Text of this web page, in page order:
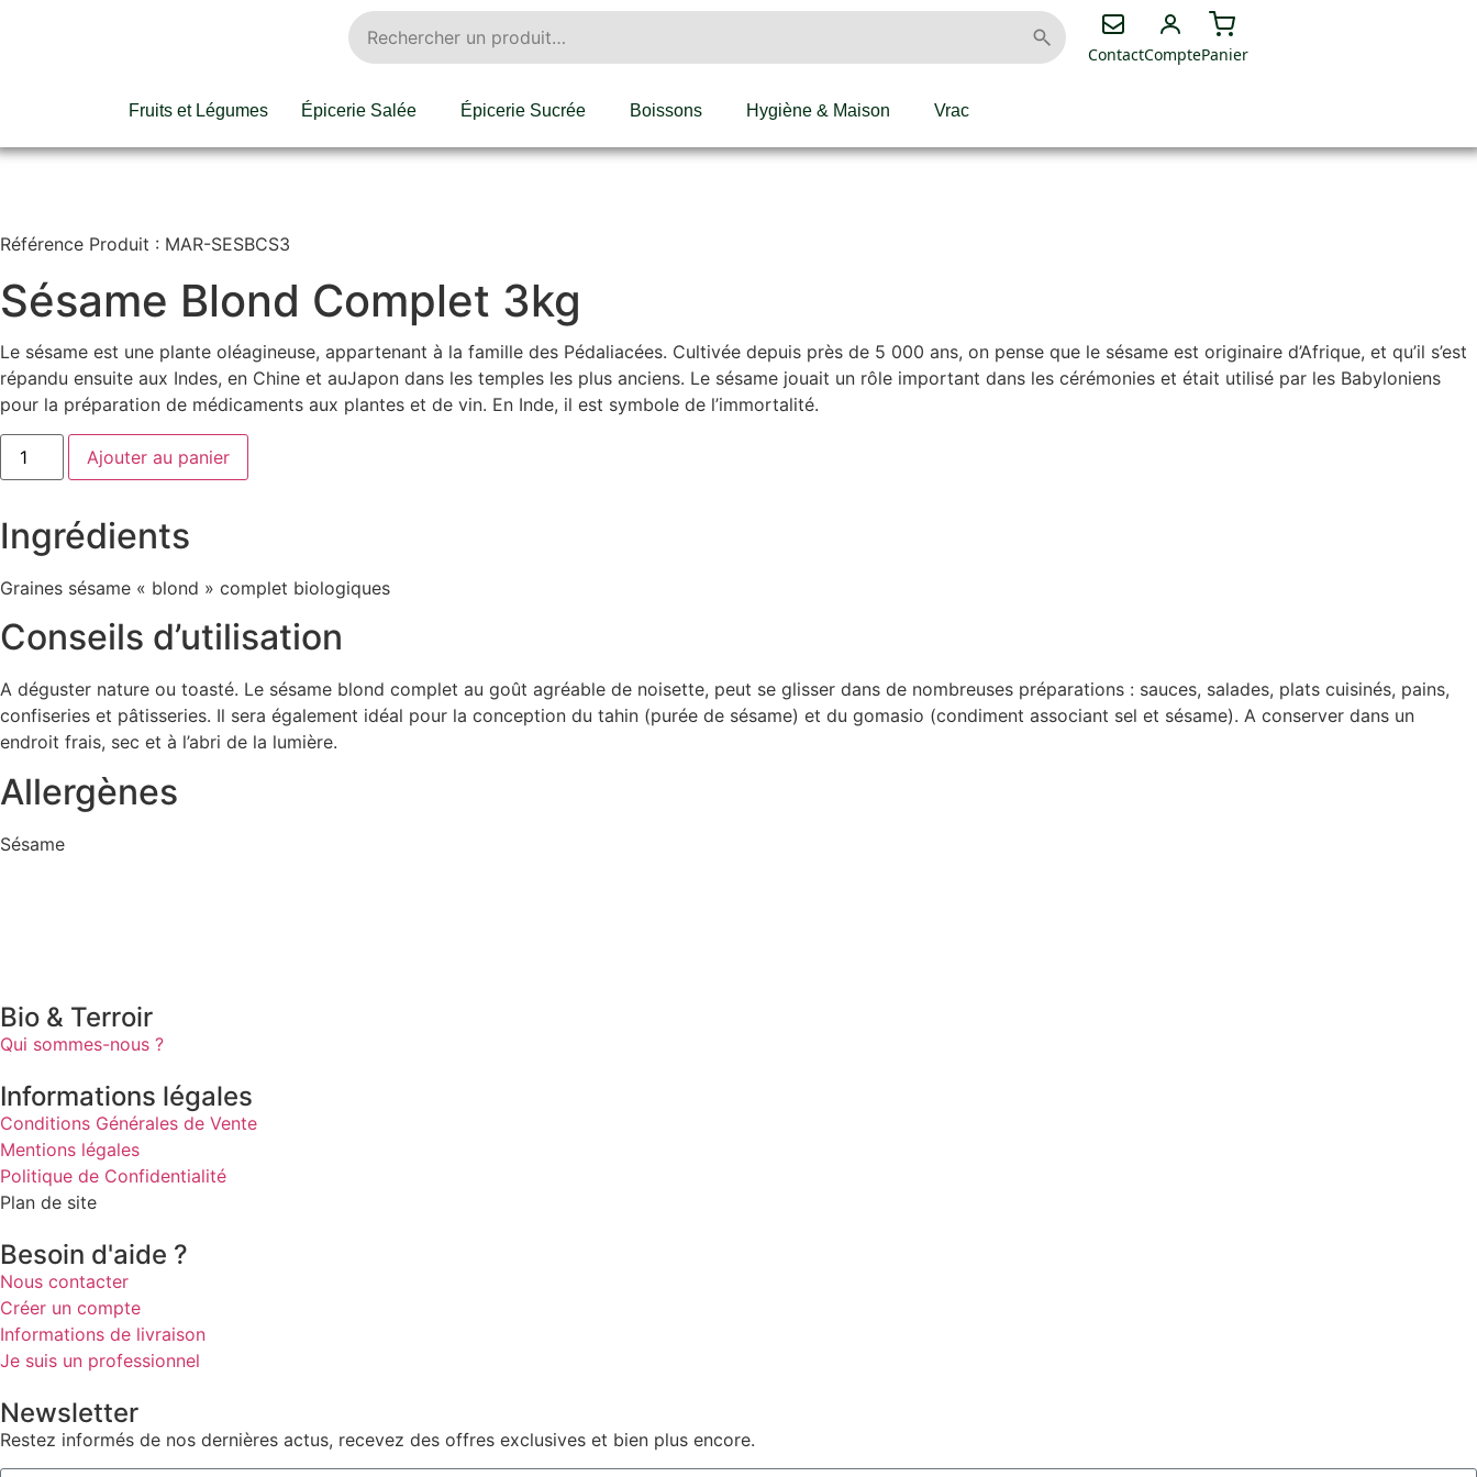
ContactComptePanier
Fruits et Légumes Épicerie Salée Épicerie Sucrée Boissons Hygiène & Maison Vrac
Référence Produit : MAR-SESBCS3
Sésame Blond Complet 3kg
Le sésame est une plante oléagineuse, appartenant à la famille des Pédaliacées. Cultivée depuis près de 5 000 ans, on pense que le sésame est originaire d’Afrique, et qu’il s’est
répandu ensuite aux Indes, en Chine et auJapon dans les temples les plus anciens. Le sésame jouait un rôle important dans les cérémonies et était utilisé par les Babyloniens
pour la préparation de médicaments aux plantes et de vin. En Inde, il est symbole de l’immortalité.
Ajouter au panier
Ingrédients
Graines sésame « blond » complet biologiques
Conseils d’utilisation
A déguster nature ou toasté. Le sésame blond complet au goût agréable de noisette, peut se glisser dans de nombreuses préparations : sauces, salades, plats cuisinés, pains,
confiseries et pâtisseries. Il sera également idéal pour la conception du tahin (purée de sésame) et du gomasio (condiment associant sel et sésame). A conserver dans un
endroit frais, sec et à l’abri de la lumière.
Allergènes
Sésame
Bio & Terroir
Qui sommes-nous ?
Informations légales
Conditions Générales de Vente
Mentions légales
Politique de Confidentialité
Plan de site
Besoin d'aide ?
Nous contacter
Créer un compte
Informations de livraison
Je suis un professionnel
Newsletter
Restez informés de nos dernières actus, recevez des offres exclusives et bien plus encore.